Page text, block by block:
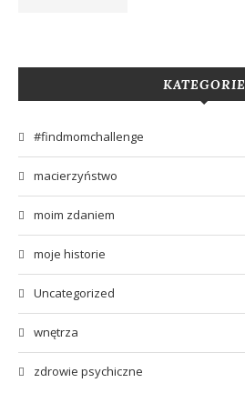
KATEGORIE
#findmomchallenge
macierzyństwo
moim zdaniem
moje historie
Uncategorized
wnętrza
zdrowie psychiczne